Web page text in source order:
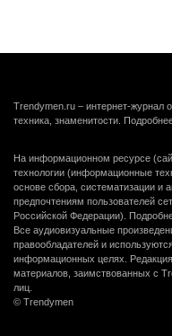
Trendymen.ru – интернет-журнал
техника, знаменитости.
На информационном ресурсе
технологии (информационные
основе сбора, систематизации и
предпочтениям пользователей
Российской Федерации).
Все аудиовизуальные
правообладателей и
информационных целях.
материалов, заимствованных с
лиц.
© Trendymen